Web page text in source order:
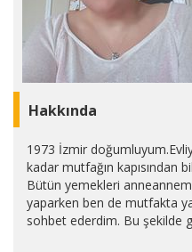
Hakkında
1973 İzmir
kadar mutfağın kapısından
Bütün yemekleri
yaparken ben de mutfakta
sohbet ederdim. Bu şekilde